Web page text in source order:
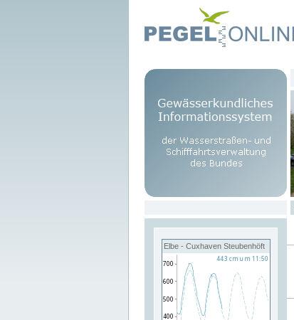
Elbe - Cuxhaven Steubenhöft